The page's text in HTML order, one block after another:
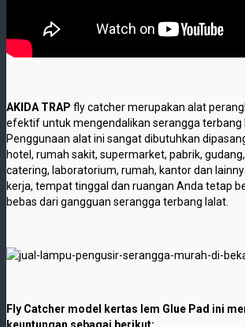
AKIDA TRAP fly catcher merupakan alat
efektif untuk mengendalikan serangga terbang
Penggunaan alat ini sangat dibutuhkan
hotel, rumah sakit, supermarket, pabrik,
catering, laboratorium, rumah, kantor dan
kerja, tempat tinggal dan ruangan Anda tetap
bebas dari gangguan serangga terbang lalat.
Fly Catcher model kertas lem Glue Pad ini
keuntungan sebagai berikut: